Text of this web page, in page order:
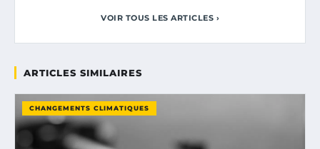
VOIR TOUS LES ARTICLES ›
ARTICLES SIMILAIRES
CHANGEMENTS CLIMATIQUES